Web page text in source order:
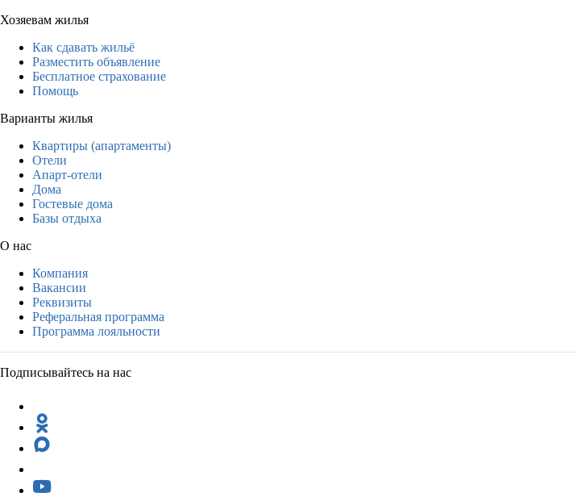
Хозяевам жилья
Как сдавать жильё
Разместить объявление
Бесплатное страхование
Помощь
Варианты жилья
Квартиры (апартаменты)
Отели
Апарт-отели
Дома
Гостевые дома
Базы отдыха
О нас
Компания
Вакансии
Реквизиты
Реферальная программа
Программа лояльности
Подписывайтесь на нас